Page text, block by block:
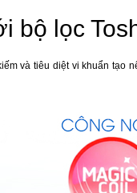
bộ lọc
và tiêu diệt vi khuẩn tạo